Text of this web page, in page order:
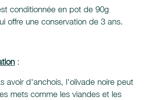
conditionnée en pot de 90g
offre une conservation de 3 ans.
:
avoir d'anchois, l'olivade noire peut
mets comme les viandes et les